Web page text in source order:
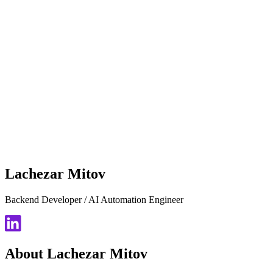
Lachezar Mitov
Backend Developer / AI Automation Engineer
About Lachezar Mitov